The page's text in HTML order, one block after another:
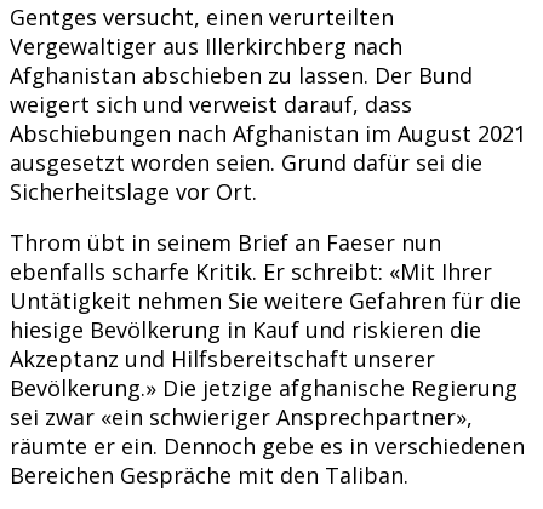
Gentges versucht, einen verurteilten
Vergewaltiger aus Illerkirchberg nach
Afghanistan abschieben zu lassen. Der Bund
weigert sich und verweist darauf, dass
Abschiebungen nach Afghanistan im August 2021
ausgesetzt worden seien. Grund dafür sei die
Sicherheitslage vor Ort.
Throm übt in seinem Brief an Faeser nun
ebenfalls scharfe Kritik. Er schreibt: «Mit Ihrer
Untätigkeit nehmen Sie weitere Gefahren für die
hiesige Bevölkerung in Kauf und riskieren die
Akzeptanz und Hilfsbereitschaft unserer
Bevölkerung.» Die jetzige afghanische Regierung
sei zwar «ein schwieriger Ansprechpartner»,
räumte er ein. Dennoch gebe es in verschiedenen
Bereichen Gespräche mit den Taliban.